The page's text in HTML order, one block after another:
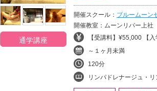
通学講座
開催スクール： ブルームーンセ
開催教室：ムーンリバー上社
【受講料】¥55,000 【
～１ヶ月未満
120分
リンパドレナージュ・リン